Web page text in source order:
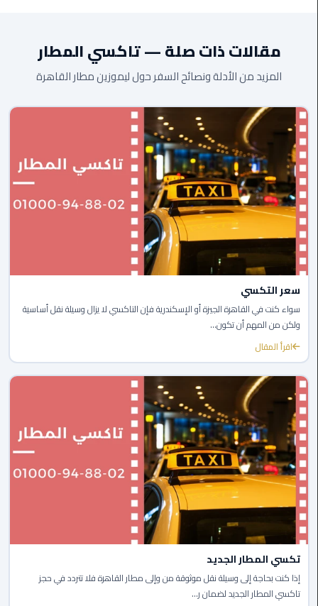
مطروح
تاكسي
ليموزين
مطار
برج
العرب
والإسكندرية
ليموزين
دمياط
ليموزين
الاسكندرية
الى
مطار
القاهرة
ليموزين
الدقي
ليموزين
من
القاهرة
للاسكندرية
ليموزين
العجوزه
ليموزين
مقالات ذات صلة — تاكسي المطار
المزيد من الأدلة ونصائح السفر حول ليموزين مطار القاهرة
سعر التكسي
سواء كنت في القاهرة الجيزة أو الإسكندرية فإن التاكسي لا يزال وسيلة نقل أساسية
ولكن من المهم أن تكون...
اقرأ المقال
تكسي المطار الجديد
إذا كنت بحاجة إلى وسيلة نقل موثوقة من وإلى مطار القاهرة فلا تتردد في حجز
تاكسي المطار الجديد لضمان ر...